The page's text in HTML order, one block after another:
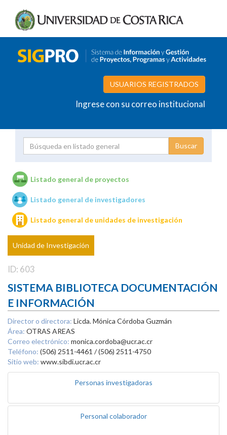
USUARIOS REGISTRADOS
Ingrese con su correo institucional
Unidades de investigación
Listado general de proyectos
Listado general de investigadores
Listado general de unidades de investigación
Unidad de Investigación
ID: 603
SISTEMA BIBLIOTECA DOCUMENTACIÓN
E INFORMACIÓN
Director o directora: Licda. Mónica Córdoba Guzmán
Área: OTRAS AREAS
Correo electrónico: monica.cordoba@ucr.ac.cr
Teléfono: (506) 2511-4461 / (506) 2511-4750
Sitio web: www.sibdi.ucr.ac.cr
Personas investigadoras
Personal colaborador